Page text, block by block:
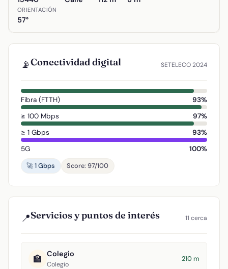
ORIENTACIÓN
57°
📡Conectividad digital SETELECO 2024
Fibra (FTTH)
93%
≥ 100 Mbps
97%
≥ 1 Gbps
93%
5G
100%
🚀 1 Gbps
Score: 97/100
📍Servicios y puntos de interés 11 cerca
🏫 Colegio
Colegio
210 m